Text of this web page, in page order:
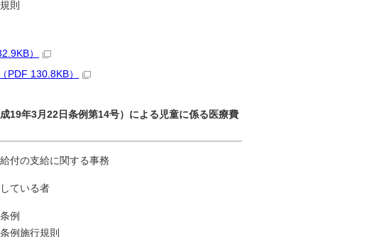
則
）
PDF 130.8KB）
19年3月22日条例第14号）による児童に係る医療費
付の支給に関する事務
ている者
例
施行規則